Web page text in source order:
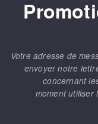
Votre adresse de
envoyer notre
concernant
moment utiliser